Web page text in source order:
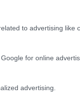
to advertising like
for online
advertising.
miatt.
KÖZÖTT